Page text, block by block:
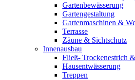
Gartenbewässerung
Gartengestaltung
Gartenmaschinen &
Terrasse
Zäune & Sichtschutz
Innenausbau
Fließ- Trockenestrich
Hausentwässerung
Treppen